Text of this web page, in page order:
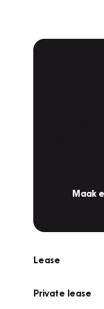
Maak
Lease
Private lease